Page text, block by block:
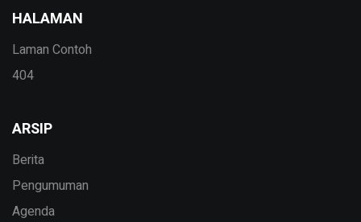
HALAMAN
Laman Contoh
404
ARSIP
Berita
Pengumuman
Agenda